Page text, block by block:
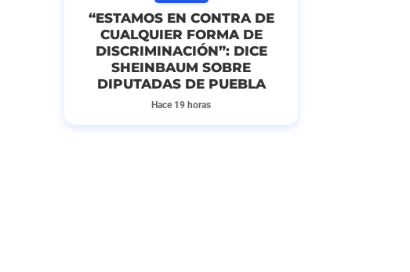
“ESTAMOS EN CONTRA DE
CUALQUIER FORMA DE
DISCRIMINACIÓN”: DICE
SHEINBAUM SOBRE
DIPUTADAS DE PUEBLA
Hace 19 horas